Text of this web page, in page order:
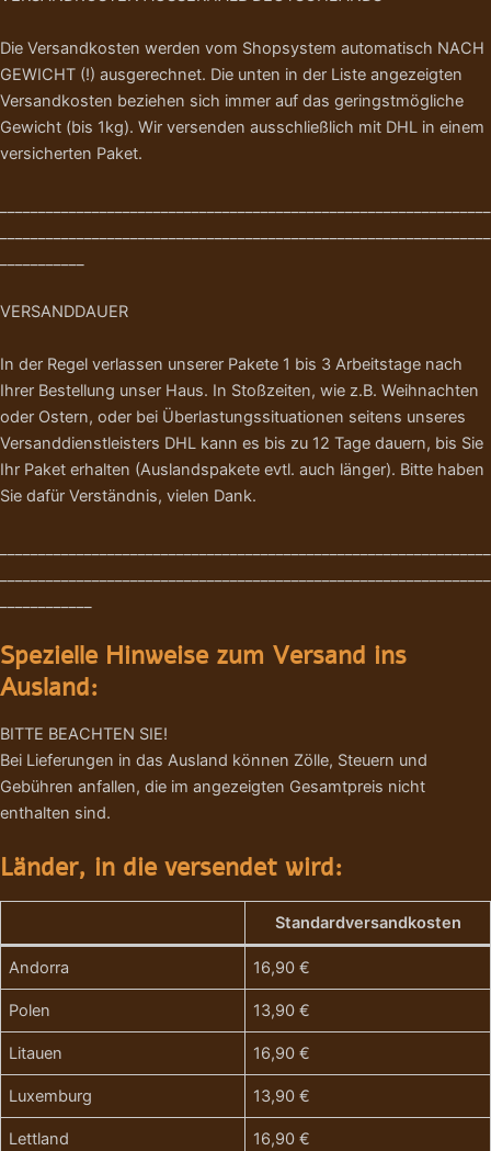
Die Versandkosten werden vom Shopsystem automatisch NACH
GEWICHT (!) ausgerechnet. Die unten in der Liste angezeigten
Versandkosten beziehen sich immer auf das geringstmögliche
Gewicht (bis 1kg). Wir versenden ausschließlich mit DHL in einem
versicherten Paket.
VERSANDDAUER
In der Regel verlassen unserer Pakete 1 bis 3 Arbeitstage nach
Ihrer Bestellung unser Haus. In Stoßzeiten, wie z.B. Weihnachten
oder Ostern, oder bei Überlastungssituationen seitens unseres
Versanddienstleisters DHL kann es bis zu 12 Tage dauern, bis Sie
Ihr Paket erhalten (Auslandspakete evtl. auch länger). Bitte haben
Sie dafür Verständnis, vielen Dank.
Spezielle Hinweise zum Versand ins
Ausland:
BITTE BEACHTEN SIE!
Bei Lieferungen in das Ausland können Zölle, Steuern und
Gebühren anfallen, die im angezeigten Gesamtpreis nicht
enthalten sind.
Länder, in die versendet wird:
Standardversandkosten
Andorra 16,90 €
Polen 13,90 €
Litauen 16,90 €
Luxemburg 13,90 €
Lettland 16,90 €